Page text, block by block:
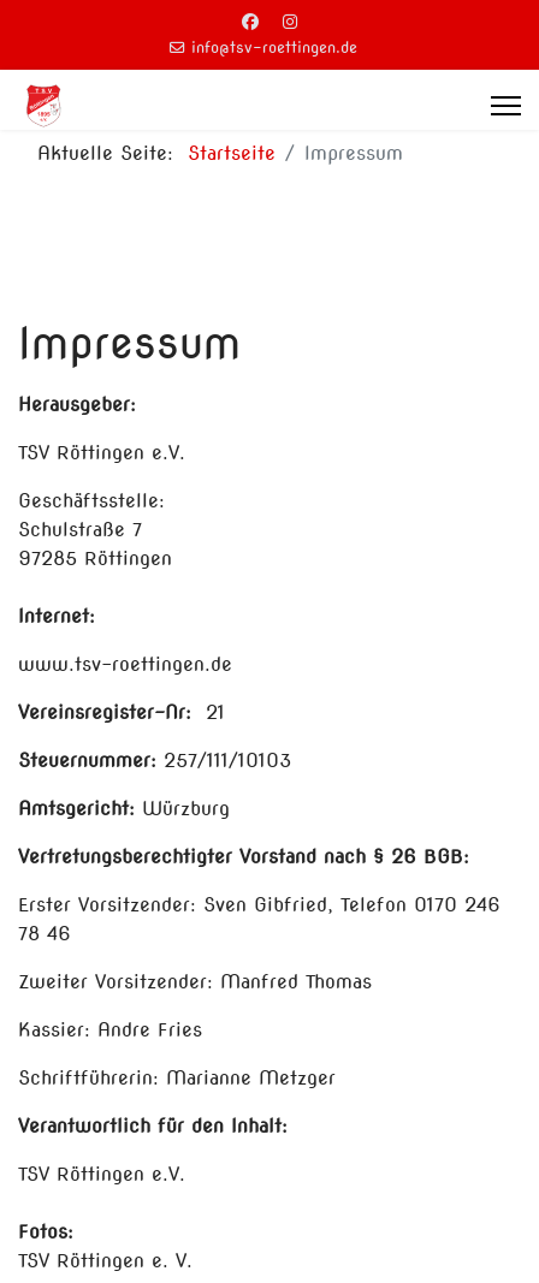
info@tsv-roettingen.de
Aktuelle Seite: Startseite Impressum
Impressum
Herausgeber:
TSV Röttingen e.V.
Geschäftsstelle:
Schulstraße 7
97285 Röttingen
Internet:
www.tsv-roettingen.de
Vereinsregister-Nr: 21
Steuernummer: 257/111/10103
Amtsgericht: Würzburg
Vertretungsberechtigter Vorstand nach § 26 BGB:
Erster Vorsitzender: Sven Gibfried, Telefon 0170 246
78 46
Zweiter Vorsitzender: Manfred Thomas
Kassier: Andre Fries
Schriftführerin: Marianne Metzger
Verantwortlich für den Inhalt:
TSV Röttingen e.V.
Fotos:
TSV Röttingen e. V.